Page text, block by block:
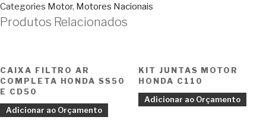
Categories Motor, Motores Nacionais
Produtos Relacionados
CAIXA FILTRO AR
COMPLETA HONDA SS50
E CD50
Adicionar ao Orçamento
KIT JUNTAS MOTOR
HONDA C110
Adicionar ao Orçamento